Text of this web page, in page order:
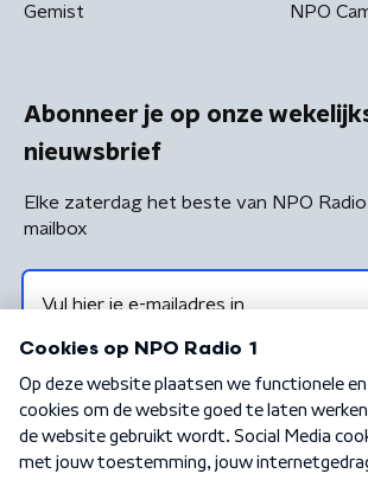
Gemist NPO
Abonneer je op onze
nieuwsbrief
Elke zaterdag het beste van NPO
mailbox
Algemene voorwaarden